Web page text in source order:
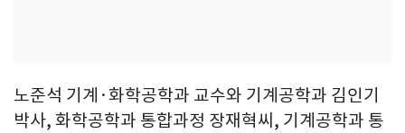
노준석 기계·화학공학과 교수와 기계공학과 김인기
박사, 화학공학과 통합과정 장재혁씨, 기계공학과 통